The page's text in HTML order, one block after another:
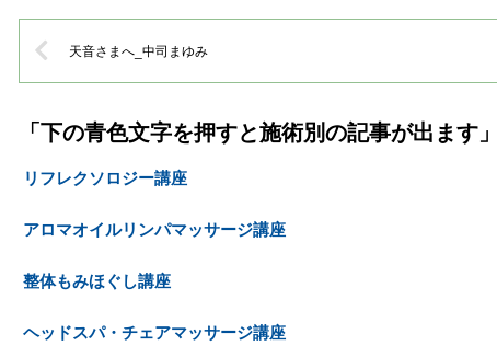
天音さまへ_中司まゆみ
「下の青色文字を押すと施術別の記事が出ます」
リフレクソロジー講座
アロマオイルリンパマッサージ講座
整体もみほぐし講座
ヘッドスパ・チェアマッサージ講座